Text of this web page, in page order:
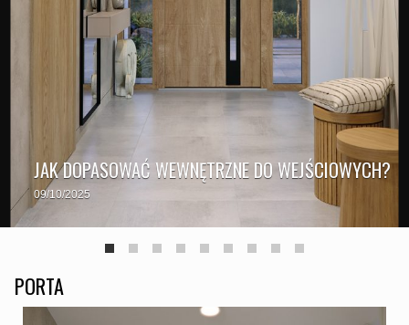
JAK DOPASOWAĆ WEWNĘTRZNE DO WEJŚCIOWYCH?
09/10/2025
PORTA